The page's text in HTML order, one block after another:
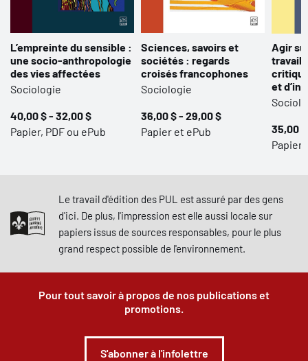
L’empreinte du sensible :
une socio-anthropologie
des vies affectées
Sociologie
40,00 $ - 32,00 $
Papier, PDF ou ePub
Sciences, savoirs et
sociétés : regards
croisés francophones
Sociologie
36,00 $ - 29,00 $
Papier et ePub
Agir
travail
et
35,00
Papier,
Le travail d'édition des PUL est assuré par des gens
d'ici. De plus, l'impression est elle aussi locale sur
papiers issus de sources responsables, pour le plus
grand respect possible de l'environnement.
Pour tout savoir à propos de nos publications et
promotions.
S'abonner à l'infolettre